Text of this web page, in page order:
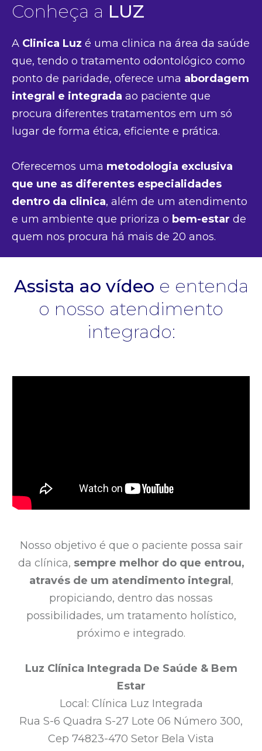
Conheça a LUZ
A Clinica Luz é uma clinica na área da saúde
que, tendo o tratamento odontológico como
ponto de paridade, oferece uma abordagem
integral e integrada ao paciente que
procura diferentes tratamentos em um só
lugar de forma ética, eficiente e prática.
Oferecemos uma metodologia exclusiva
que une as diferentes especialidades
dentro da clinica, além de um atendimento
e um ambiente que prioriza o bem-estar de
quem nos procura há mais de 20 anos.
Assista ao vídeo e entenda
o nosso atendimento
integrado:
Nosso objetivo é que o paciente possa sair
da clínica, sempre melhor do que entrou,
através de um atendimento integral,
propiciando, dentro das nossas
possibilidades, um tratamento holístico,
próximo e integrado.
Luz Clínica Integrada De Saúde & Bem
Estar
Local: Clínica Luz Integrada
Rua S-6 Quadra S-27 Lote 06 Número 300,
Cep 74823-470 Setor Bela Vista